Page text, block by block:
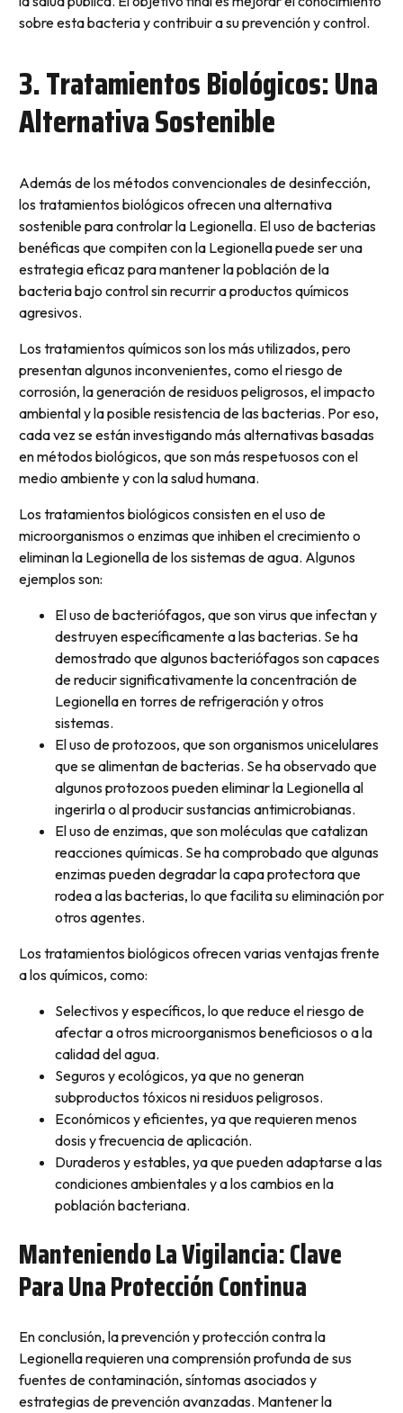
sobre esta bacteria y contribuir a su prevención y control.
3. Tratamientos Biológicos: Una
Alternativa Sostenible
Además de los métodos convencionales de desinfección,
los tratamientos biológicos ofrecen una alternativa
sostenible para controlar la Legionella. El uso de bacterias
benéficas que compiten con la Legionella puede ser una
estrategia eficaz para mantener la población de la
bacteria bajo control sin recurrir a productos químicos
agresivos.
Los tratamientos químicos son los más utilizados, pero
presentan algunos inconvenientes, como el riesgo de
corrosión, la generación de residuos peligrosos, el impacto
ambiental y la posible resistencia de las bacterias. Por eso,
cada vez se están investigando más alternativas basadas
en métodos biológicos, que son más respetuosos con el
medio ambiente y con la salud humana.
Los tratamientos biológicos consisten en el uso de
microorganismos o enzimas que inhiben el crecimiento o
eliminan la Legionella de los sistemas de agua. Algunos
ejemplos son:
El uso de bacteriófagos, que son virus que infectan y
destruyen específicamente a las bacterias. Se ha
demostrado que algunos bacteriófagos son capaces
de reducir significativamente la concentración de
Legionella en torres de refrigeración y otros
sistemas.
El uso de protozoos, que son organismos unicelulares
que se alimentan de bacterias. Se ha observado que
algunos protozoos pueden eliminar la Legionella al
ingerirla o al producir sustancias antimicrobianas.
El uso de enzimas, que son moléculas que catalizan
reacciones químicas. Se ha comprobado que algunas
enzimas pueden degradar la capa protectora que
rodea a las bacterias, lo que facilita su eliminación por
otros agentes.
Los tratamientos biológicos ofrecen varias ventajas frente
a los químicos, como:
Selectivos y específicos, lo que reduce el riesgo de
afectar a otros microorganismos beneficiosos o a la
calidad del agua.
Seguros y ecológicos, ya que no generan
subproductos tóxicos ni residuos peligrosos.
Económicos y eficientes, ya que requieren menos
dosis y frecuencia de aplicación.
Duraderos y estables, ya que pueden adaptarse a las
condiciones ambientales y a los cambios en la
población bacteriana.
Manteniendo La Vigilancia: Clave
Para Una Protección Continua
En conclusión, la prevención y protección contra la
Legionella requieren una comprensión profunda de sus
fuentes de contaminación, síntomas asociados y
estrategias de prevención avanzadas. Mantener la